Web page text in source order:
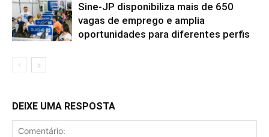
Sine-JP disponibiliza mais de 650
vagas de emprego e amplia
oportunidades para diferentes perfis
DEIXE UMA RESPOSTA